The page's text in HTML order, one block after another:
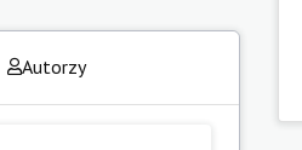
Autorzy